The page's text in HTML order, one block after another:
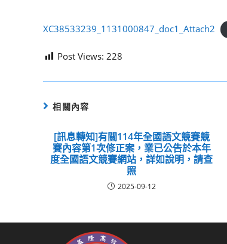
XC38533239_1131000847_doc1_Attach2
Post Views: 228
相關內容
[訊息轉知]有關114年全國語文競賽競
賽內容第1次修正案，業已公告於本年
度全國語文競賽網站，詳如說明，請查
照
2025-09-12